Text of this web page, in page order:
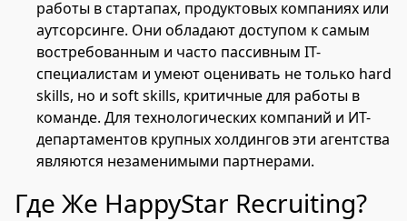
работы в стартапах, продуктовых компаниях или
аутсорсинге. Они обладают доступом к самым
востребованным и часто пассивным IT-
специалистам и умеют оценивать не только hard
skills, но и soft skills, критичные для работы в
команде. Для технологических компаний и ИТ-
департаментов крупных холдингов эти агентства
являются незаменимыми партнерами.
Где Же HappyStar Recruiting?